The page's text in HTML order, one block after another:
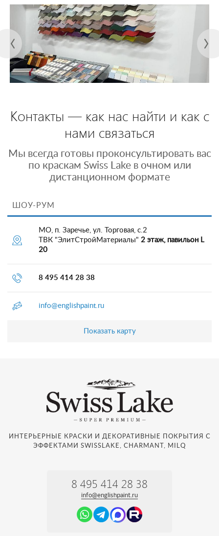
Контакты — как нас найти и как с
нами связаться
Мы всегда готовы проконсультировать вас
по краскам Swiss Lake в очном или
дистанционном формате
ШОУ-РУМ
МО, п. Заречье, ул. Торговая, с.2
ТВК "ЭлитСтройМатериалы" 2 этаж, павильон L
20
8 495 414 28 38
info@englishpaint.ru
Показать карту
ИНТЕРЬЕРНЫЕ КРАСКИ И ДЕКОРАТИВНЫЕ ПОКРЫТИЯ С
ЭФФЕКТАМИ SWISSLAKE, CHARMANT, MILQ
8 495 414 28 38
info@englishpaint.ru